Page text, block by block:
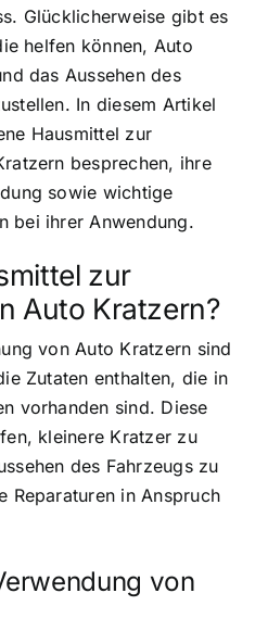
Glücklicherweise gibt es
helfen können, Auto
das Aussehen des
In diesem Artikel
Hausmittel zur
besprechen, ihre
sowie wichtige
bei ihrer Anwendung.
zur
Auto Kratzern?
von Auto Kratzern sind
Zutaten enthalten, die in
vorhanden sind. Diese
kleinere Kratzer zu
des Fahrzeugs zu
Reparaturen in Anspruch
von